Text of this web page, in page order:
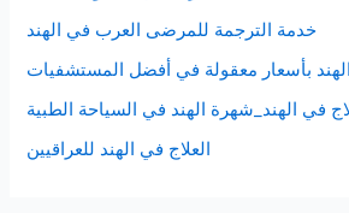
خدمة الترجمة للمرضى العرب في الهند
بأسعار معقولة في أفضل المستشفيات
في الهند_شهرة الهند في السياحة الطبية
العلاج في الهند للعراقيين